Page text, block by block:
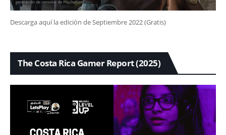
Descarga aquí la edición de Septiembre 2022 (Gratis)
The Costa Rica Gamer Report (2025)